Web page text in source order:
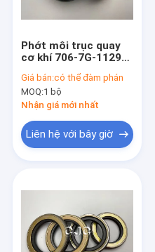
Phớt môi trục quay
cơ khí 706-7G-11291
E110B E120B
Giá bán:có thể đàm phán
MOQ:1 bộ
Nhận giá mới nhất
Liên hệ với bây giờ